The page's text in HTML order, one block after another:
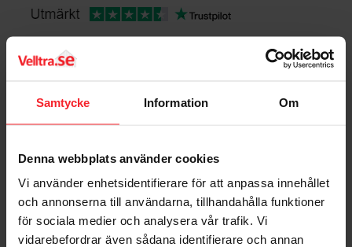
Samtycke Information Om
Denna webbplats använder cookies
Vi använder enhetsidentifierare för att anpassa innehållet
och annonserna till användarna, tillhandahålla funktioner
för sociala medier och analysera vår trafik. Vi
vidarebefordrar även sådana identifierare och annan
Populära produkter